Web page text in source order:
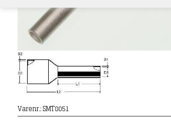
Varenr.:SMT8051